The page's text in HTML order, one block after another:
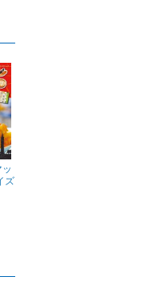
ズ